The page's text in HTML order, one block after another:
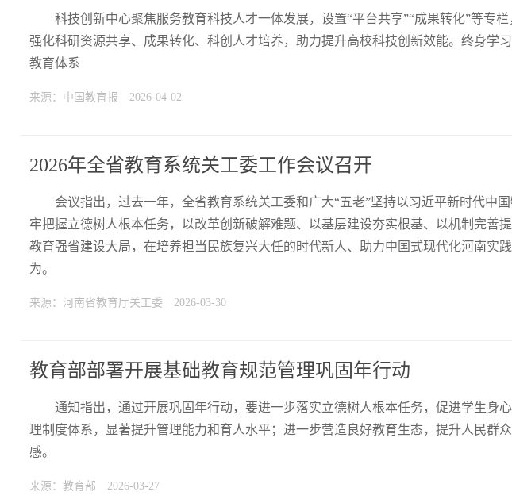
科技创新中心聚焦服务教育科技人才一体发展，设置“平台共享”“成果转化”等专栏
强化科研资源共享、成果转化、科创人才培养，助力提升高校科技创新效能。终身学
教育体系
来源：中国教育报 2026-04-02
2026年全省教育系统关工委工作会议召开
会议指出，过去一年，全省教育系统关工委和广大“五老”坚持以习近平新时代中
牢把握立德树人根本任务，以改革创新破解难题、以基层建设夯实根基、以机制完善
教育强省建设大局，在培养担当民族复兴大任的时代新人、助力中国式现代化河南实
为。
来源：河南省教育厅关工委 2026-03-30
教育部部署开展基础教育规范管理巩固年行动
通知指出，通过开展巩固年行动，要进一步落实立德树人根本任务，促进学生身
理制度体系，显著提升管理能力和育人水平；进一步营造良好教育生态，提升人民群
感。
来源：教育部 2026-03-27